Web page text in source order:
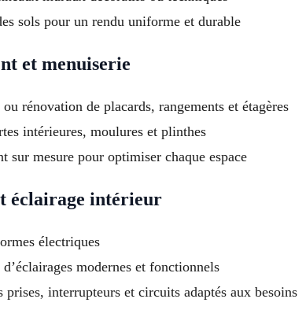
sols pour un rendu uniforme et durable
et menuiserie
rénovation de placards, rangements et étagères
intérieures, moulures et plinthes
sur mesure pour optimiser chaque espace
éclairage intérieur
électriques
modernes et fonctionnels
prises, interrupteurs et circuits adaptés aux besoins